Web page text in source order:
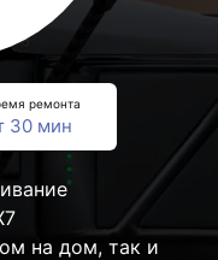
ремонта
30 мин
на дом, так и